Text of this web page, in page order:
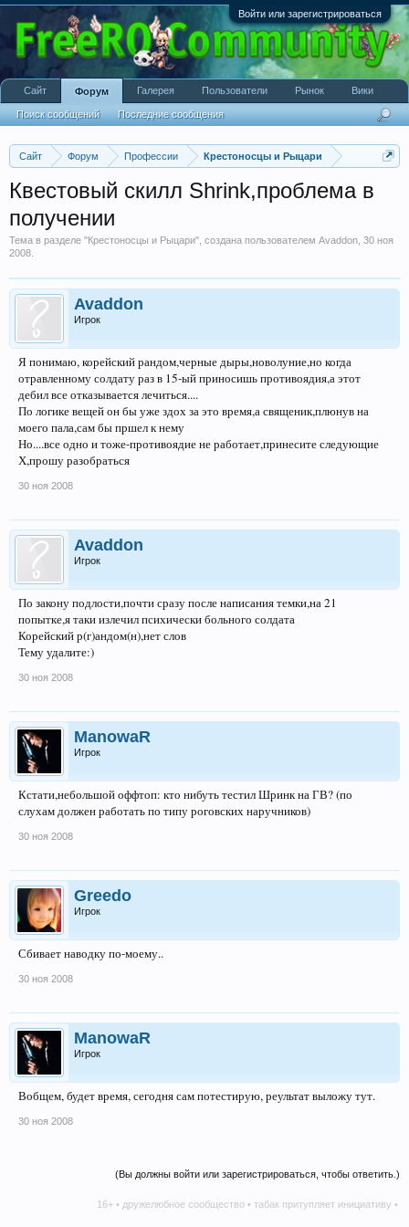
Войти или зарегистрироваться
Сайт Форум Профессии Крестоносцы и Рыцари
Квестовый скилл Shrink,проблема в
получении
Тема в разделе "Крестоносцы и Рыцари", создана пользователем Avaddon 30 ноя
2008
Avaddon
Игрок
Я понимаю, корейский рандом,черные дыры,новолуние,но когда
отравленному солдату раз в 15-ый приносишь противоядия,а этот
дебил все отказывается лечиться....
По логике вещей он бы уже здох за это время,а священик,плюнув на
моего пала,сам бы пршел к нему
Но....все одно и тоже-противоядие не работает,принесите следующие
Х,прошу разобраться
30 ноя 2008
Avaddon
Игрок
По закону подлости,почти сразу после написания темки,на 21
попытке,я таки излечил психически больного солдата
Корейский р(г)андом(н),нет слов
Тему удалите:)
30 ноя 2008
ManowaR
Игрок
Кстати,небольшой оффтоп: кто нибуть тестил Шринк на ГВ? (по
слухам должен работать по типу роговских наручников)
30 ноя 2008
Greedo
Игрок
Сбивает наводку по-моему..
30 ноя 2008
ManowaR
Игрок
Вобщем, будет время, сегодня сам потестирую, реультат выложу тут.
30 ноя 2008
(Вы должны войти или зарегистрироваться, чтобы ответить.)
16+ • дружелюбное сообщество • табак притупляет инициативу •
Сайт Форум
Поиск сообщений Последние сообщения
Галерея Пользователи Рынок Вики